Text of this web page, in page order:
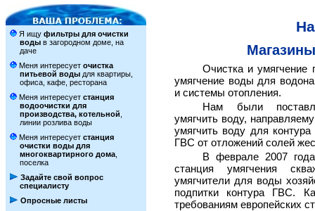
Я ищу фильтры для очистки
воды в загородном доме, на
даче
Меня интересует очистка
питьевой воды для квартиры,
офиса, кафе, ресторана
Меня интересует станция
водоочистки для
производства, котельной
линии розлива воды
Меня интересует станция
очистки воды для
многоквартирного дома
поселка
Задайте свой вопрос
специалисту
Опросные листы
Очистка и умягчение
умягчение воды для
и системы отопления.
Нам были
умягчить воду,
умягчить воду для контура
ГВС от отложений солей
В феврале 2007
станция умягчения
умягчители для воды
подпитки контура ГВС.
требованиям европейских